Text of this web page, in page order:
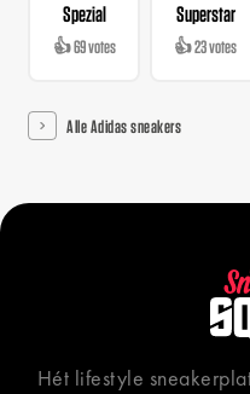
Spezial
👍 69 votes
Superstar
👍 23 votes
Alle Adidas sneakers
Hét lifestyle